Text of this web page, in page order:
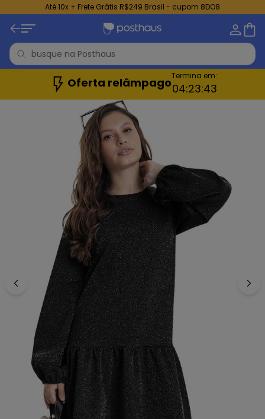
Até 10x + Frete Grátis R$249 Brasil - cupom 8DO8
Oferta relâmpagoTermina em:
04:23:41